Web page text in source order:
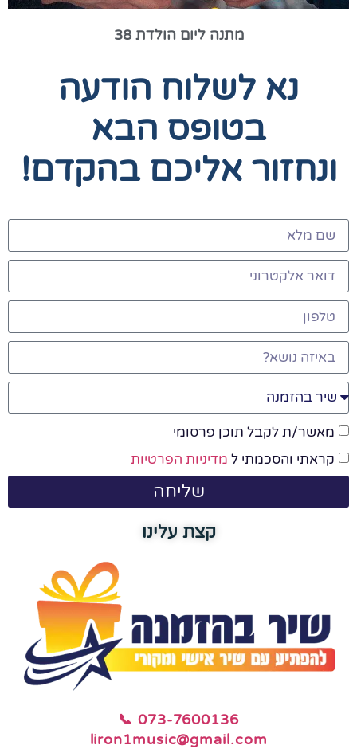
מתנה ליום הולדת 38
נא לשלוח הודעה
בטופס הבא
ונחזור אליכם בהקדם!
מאשר/ת לקבל תוכן פרסומי
קראתי והסכמתי ל מדיניות הפרטיות
שליחה
קצת עלינו
📞 073-7600136
liron1music@gmail.com